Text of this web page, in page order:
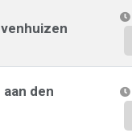
den